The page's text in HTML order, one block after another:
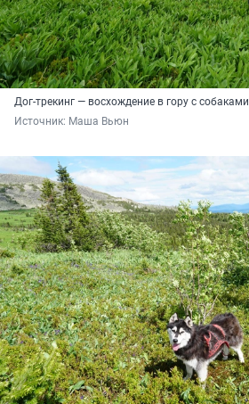
Дог-трекинг — восхождение в гору с собаками
Источник: Маша Вьюн